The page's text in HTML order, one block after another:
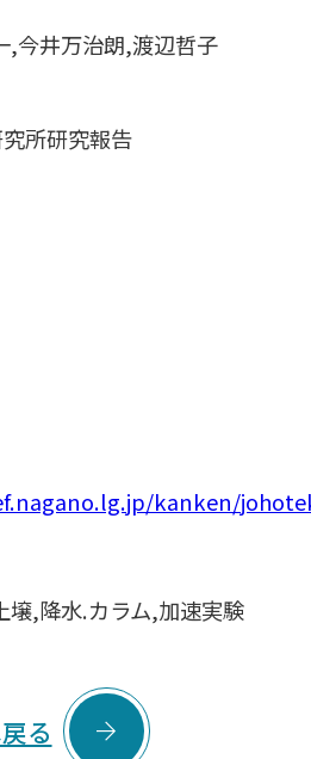
大
,今井万治朗,渡辺哲子
所研究報告
kanken/
壌,降水.カラム,加速実験
る 